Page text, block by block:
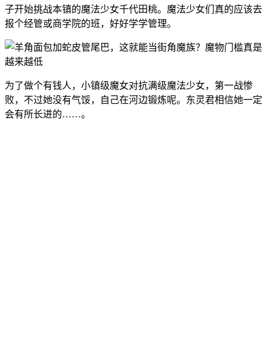
子开始挑战本镇的魔法少女千代田桃。魔法少女们真的应该去
报个经管或商学院的班，好好学学管理。
为了做个有钱人，小镇级魔女对抗满级魔法少女，第一战惨
败，不过她没有气馁，自己在河边锻炼呢。东灵君相信她一定
会有所长进的……。